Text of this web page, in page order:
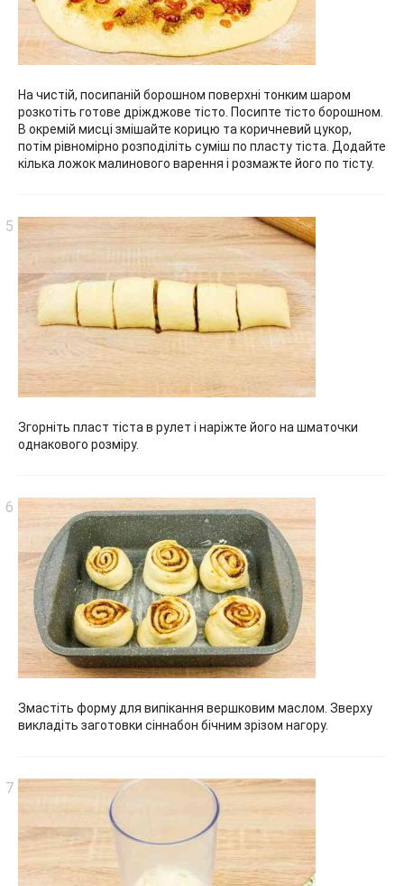
На чистій, посипаній борошном поверхні тонким шаром
розкотіть готове дріжджове тісто. Посипте тісто борошном.
В окремій мисці змішайте корицю та коричневий цукор,
потім рівномірно розподіліть суміш по пласту тіста. Додайте
кілька ложок малинового варення і розмажте його по тісту.
Згорніть пласт тіста в рулет і наріжте його на шматочки
однакового розміру.
Змастіть форму для випікання вершковим маслом. Зверху
викладіть заготовки сіннабон бічним зрізом нагору.